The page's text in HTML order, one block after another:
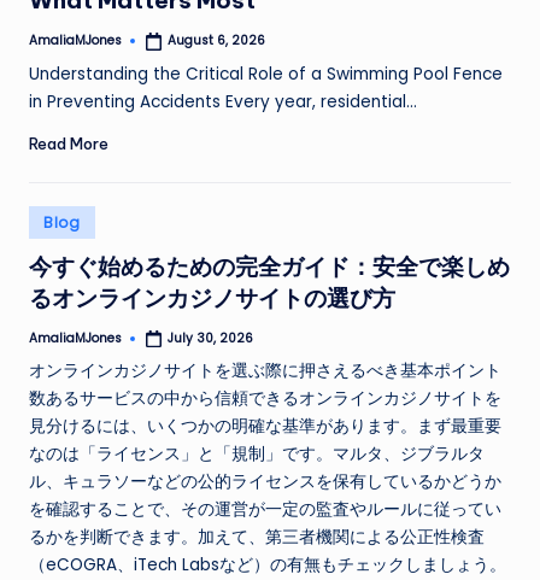
Posted
AmaliaMJones August 6, 2026
Understanding the Critical Role of a Swimming Pool Fence
in Preventing Accidents Every year, residential…
Read More
Posted
in
Blog
今すぐ始めるための完全ガイド：安全で楽しめ
るオンラインカジノサイトの選び方
Posted
AmaliaMJones July 30, 2026
オンラインカジノサイトを選ぶ際に押さえるべき基本ポイント
数あるサービスの中から信頼できるオンラインカジノサイトを
見分けるには、いくつかの明確な基準があります。まず最重要
なのは「ライセンス」と「規制」です。マルタ、ジブラルタ
ル、キュラソーなどの公的ライセンスを保有しているかどうか
を確認することで、その運営が一定の監査やルールに従ってい
るかを判断できます。加えて、第三者機関による公正性検査
（eCOGRA、iTech Labsなど）の有無もチェックしましょう。